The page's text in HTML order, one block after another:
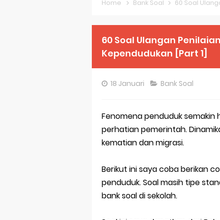
Pembahasan
Bocoran 150
Gratis, Pre
50 Latihan
Home Bank Soal 60 Soal
60 Soal Ulangan
Kependudukan [Part 1]
18 Januari Bank Soal
Fenomena penduduk semakin
perhatian pemerintah.
kematian dan migrasi.
Berikut ini saya coba berikan
penduduk. Soal masih tipe
bank soal di sekolah.